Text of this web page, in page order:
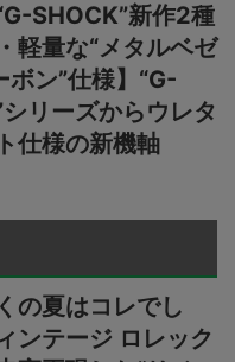
SHOCK”新作2種
軽量な“メタルベゼ
ン”仕様】“G-
シリーズからウレタ
仕様の新機軸
の夏はコレでし
ンテージ ロレック